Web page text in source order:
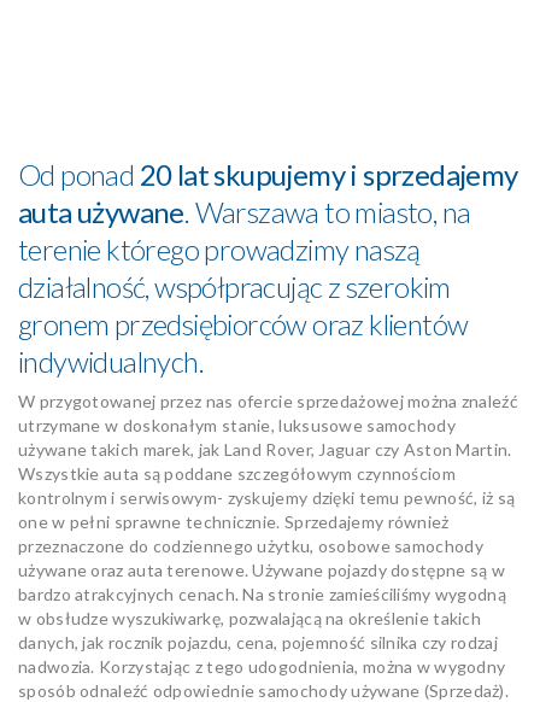
Od ponad 20 lat skupujemy i sprzedajemy
auta używane. Warszawa to miasto, na
terenie którego prowadzimy naszą
działalność, współpracując z szerokim
gronem przedsiębiorców oraz klientów
indywidualnych.
W przygotowanej przez nas ofercie sprzedażowej można znaleźć
utrzymane w doskonałym stanie, luksusowe samochody
używane takich marek, jak Land Rover, Jaguar czy Aston Martin.
Wszystkie auta są poddane szczegółowym czynnościom
kontrolnym i serwisowym- zyskujemy dzięki temu pewność, iż są
one w pełni sprawne technicznie. Sprzedajemy również
przeznaczone do codziennego użytku, osobowe samochody
używane oraz auta terenowe. Używane pojazdy dostępne są w
bardzo atrakcyjnych cenach. Na stronie zamieściliśmy wygodną
w obsłudze wyszukiwarkę, pozwalającą na określenie takich
danych, jak rocznik pojazdu, cena, pojemność silnika czy rodzaj
nadwozia. Korzystając z tego udogodnienia, można w wygodny
sposób odnaleźć odpowiednie samochody używane (Sprzedaż).